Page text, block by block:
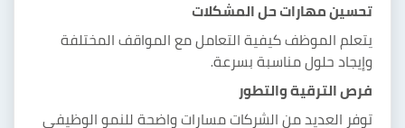
تحسين مهارات حل المشكلات
يتعلم الموظف كيفية التعامل مع المواقف المختلفة
وإيجاد حلول مناسبة بسرعة.
فرص الترقية والتطور
توفر العديد من الشركات مسارات واضحة للنمو الوظيفي